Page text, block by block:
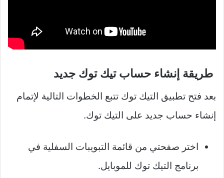
طريقة إنشاء حساب تيك توك جديد
بعد فتح تطبيق التيك توك تتبع الخطوات التالية لإتمام
إنشاء حساب جديد على التيك توك.
اختر صفحتي من قائمة التبويبات السفلية في
برنامج التيك توك للموبايل.